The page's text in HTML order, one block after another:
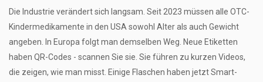
Die Industrie verändert sich langsam. Seit 2023 müssen alle OTC-
Kindermedikamente in den USA sowohl Alter als auch Gewicht
angeben. In Europa folgt man demselben Weg. Neue Etiketten
haben QR-Codes - scannen Sie sie. Sie führen zu kurzen Videos,
die zeigen, wie man misst. Einige Flaschen haben jetzt Smart-